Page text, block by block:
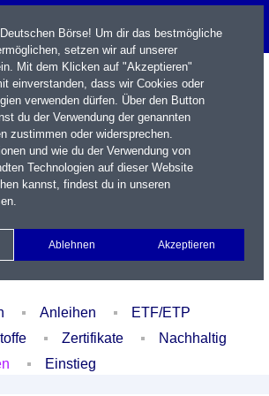
Watchlist Portfolio Login
Anleihen
ETF/ETP
Zertifikate
Nachhaltig
Einstieg
Börse! Um dir das bestmögliche
setzen wir auf unserer
Mit dem Klicken auf "Akzeptieren"
einverstanden, dass wir Cookies oder
verwenden dürfen. Über den Button
du der Verwendung der genannten
zustimmen oder widersprechen.
und wie du der Verwendung von
Technologien auf dieser Website
kannst, findest du in unseren
.
Ablehnen Akzeptieren